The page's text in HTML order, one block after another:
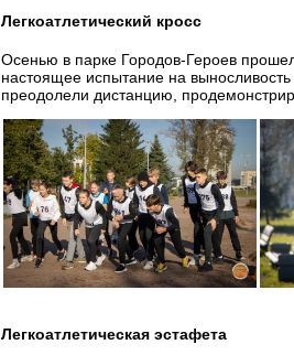
Легкоатлетический кросс
Осенью в парке Городов-Героев
настоящее испытание на
преодолели дистанцию,
Легкоатлетическая эстафета